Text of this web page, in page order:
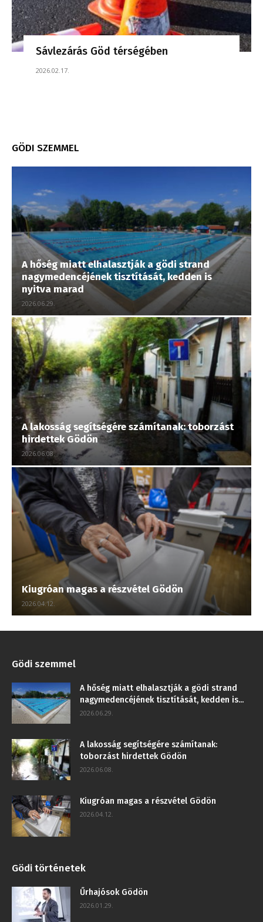
Sávlezárás Göd térségében
2026.02.17.
GÖDI SZEMMEL
A hőség miatt elhalasztják a gödi strand
nagymedencéjének tisztítását, kedden is
nyitva marad
2026.06.29.
A lakosság segítségére számítanak: toborzást
hirdettek Gödön
2026.06.08.
Kiugróan magas a részvétel Gödön
2026.04.12.
Gödi szemmel
A hőség miatt elhalasztják a gödi strand
nagymedencéjének tisztítását, kedden is...
2026.06.29.
A lakosság segítségére számítanak:
toborzást hirdettek Gödön
2026.06.08.
Kiugróan magas a részvétel Gödön
2026.04.12.
Gödi történetek
Űrhajósok Gödön
2026.01.29.